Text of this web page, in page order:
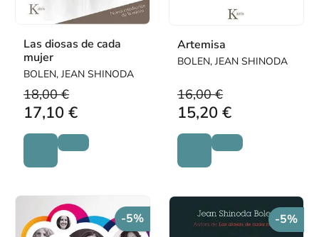
Las diosas de cada
mujer
BOLEN, JEAN SHINODA
18,00 €
17,10 €
Artemisa
BOLEN, JEAN SHINODA
16,00 €
15,20 €
-5% -5%